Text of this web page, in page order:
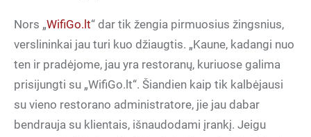
Nors „WifiGo.lt“ dar tik žengia pirmuosius žingsnius,
verslininkai jau turi kuo džiaugtis. „Kaune, kadangi nuo
ten ir pradėjome, jau yra restoranų, kuriuose galima
prisijungti su „WifiGo.lt“. Šiandien kaip tik kalbėjausi
su vieno restorano administratore, jie jau dabar
bendrauja su klientais, išnaudodami įrankį. Jeigu